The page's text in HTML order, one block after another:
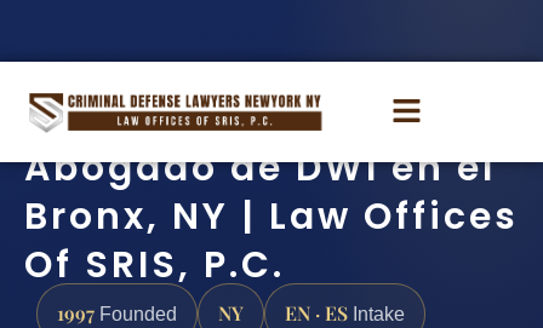
Abogado de DWI en el
Bronx, NY | Law Offices
Of SRIS, P.C.
1997 Founded NY EN · ES Intake